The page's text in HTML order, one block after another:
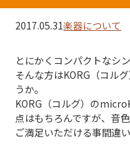
2017.05.31楽器について
とにかくコンパクトなシ
そんな方はKORG（コル
うか。
KORG（コルグ）の
点はもちろんですが、音
ご満足いただける事間違